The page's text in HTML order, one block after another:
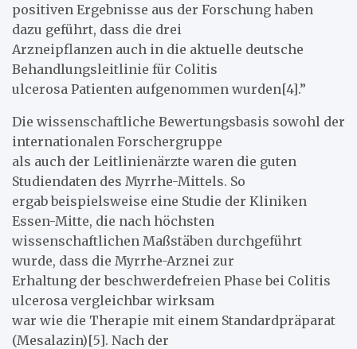
positiven Ergebnisse aus der Forschung haben
dazu geführt, dass die drei
Arzneipflanzen auch in die aktuelle deutsche
Behandlungsleitlinie für Colitis
ulcerosa Patienten aufgenommen wurden[4].”
Die wissenschaftliche Bewertungsbasis sowohl der
internationalen Forschergruppe
als auch der Leitlinienärzte waren die guten
Studiendaten des Myrrhe-Mittels. So
ergab beispielsweise eine Studie der Kliniken
Essen-Mitte, die nach höchsten
wissenschaftlichen Maßstäben durchgeführt
wurde, dass die Myrrhe-Arznei zur
Erhaltung der beschwerdefreien Phase bei Colitis
ulcerosa vergleichbar wirksam
war wie die Therapie mit einem Standardpräparat
(Mesalazin)[5]. Nach der